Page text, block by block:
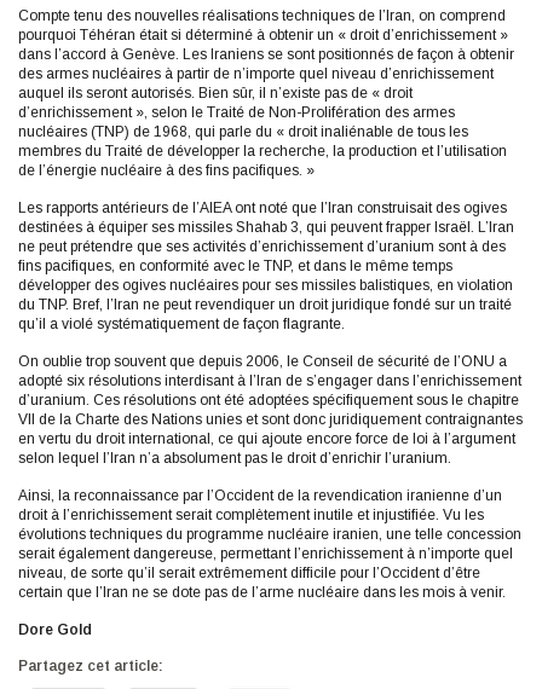
Compte tenu des nouvelles réalisations techniques de l’Iran, on comprend
pourquoi Téhéran était si déterminé à obtenir un « droit d’enrichissement »
dans l’accord à Genève. Les Iraniens se sont positionnés de façon à obtenir
des armes nucléaires à partir de n’importe quel niveau d’enrichissement
auquel ils seront autorisés. Bien sûr, il n’existe pas de « droit
d’enrichissement », selon le Traité de Non-Prolifération des armes
nucléaires (TNP) de 1968, qui parle du « droit inaliénable de tous les
membres du Traité de développer la recherche, la production et l’utilisation
de l’énergie nucléaire à des fins pacifiques. »
Les rapports antérieurs de l’AIEA ont noté que l’Iran construisait des ogives
destinées à équiper ses missiles Shahab 3, qui peuvent frapper Israël. L’Iran
ne peut prétendre que ses activités d’enrichissement d’uranium sont à des
fins pacifiques, en conformité avec le TNP, et dans le même temps
développer des ogives nucléaires pour ses missiles balistiques, en violation
du TNP. Bref, l’Iran ne peut revendiquer un droit juridique fondé sur un traité
qu’il a violé systématiquement de façon flagrante.
On oublie trop souvent que depuis 2006, le Conseil de sécurité de l’ONU a
adopté six résolutions interdisant à l’Iran de s’engager dans l’enrichissement
d’uranium. Ces résolutions ont été adoptées spécifiquement sous le chapitre
VII de la Charte des Nations unies et sont donc juridiquement contraignantes
en vertu du droit international, ce qui ajoute encore force de loi à l’argument
selon lequel l’Iran n’a absolument pas le droit d’enrichir l’uranium.
Ainsi, la reconnaissance par l’Occident de la revendication iranienne d’un
droit à l’enrichissement serait complètement inutile et injustifiée. Vu les
évolutions techniques du programme nucléaire iranien, une telle concession
serait également dangereuse, permettant l’enrichissement à n’importe quel
niveau, de sorte qu’il serait extrêmement difficile pour l’Occident d’être
certain que l’Iran ne se dote pas de l’arme nucléaire dans les mois à venir.
Dore Gold
Partagez cet article: